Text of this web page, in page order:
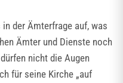
der Ämterfrage auf, was
Ämter und Dienste noch
nicht die Augen
für seine Kirche „auf